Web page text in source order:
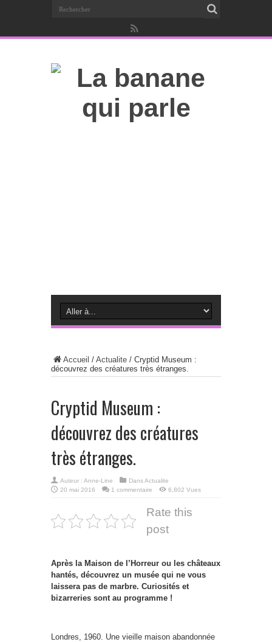
Accueil / Actualite / Cryptid Museum :
découvrez des créatures très étranges.
Cryptid Museum :
découvrez des créatures
très étranges.
Auteur : Anne-Line DansActualite
20 mai 2016
1 commentaire 6,802 Vues
Rate this
post
Après la Maison de l’Horreur ou les châteaux
hantés, découvrez un musée qui ne vous
laissera pas de marbre. Curiosités et
bizarreries sont au programme !
Londres, 1960. Une vieille maison abandonnée